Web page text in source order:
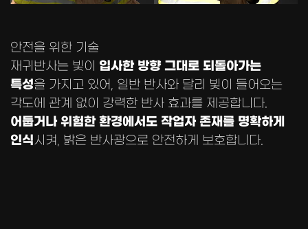
안전을 위한 기술
재귀반사는 빛이 입사한 방향 그대로 되돌아가는
특성을 가지고 있어, 일반 반사와 달리 빛이 들어오는
각도에 관계 없이 강력한 반사 효과를 제공합니다.
어둡거나 위험한 환경에서도 작업자 존재를 명확하게
인식시켜, 밝은 반사광으로 안전하게 보호합니다.